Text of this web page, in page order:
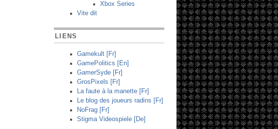
Xbox Series
Vite dit
LIENS
Gamekult [Fr]
GamePolitics [En]
GamerSyde [Fr]
GrosPixels [Fr]
La faute à la manette [Fr]
Le blog des joueurs radins [Fr]
NoFrag [Fr]
Stigma Videospiele [De]